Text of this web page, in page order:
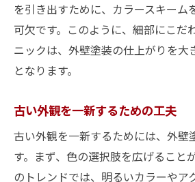
を引き出すために、カラースキーム
可欠です。このように、細部にこだ
ニックは、外壁塗装の仕上がりを大
となります。
古い外観を一新するための工夫
古い外観を一新するためには、外壁
す。まず、色の選択肢を広げること
のトレンドでは、明るいカラーやア